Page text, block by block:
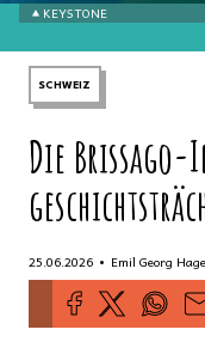
KEYSTONE
SCHWEIZ
Die
25.06.2026 • Emil Georg